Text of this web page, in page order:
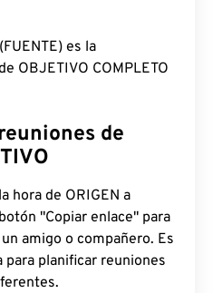
es la
OBJETIVO COMPLETO
de
hora de ORIGEN a
"Copiar enlace" para
amigo o compañero. Es
planificar reuniones